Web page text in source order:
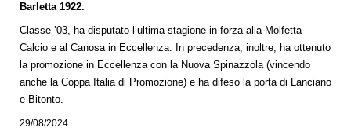
Barletta 1922.
Classe ’03, ha disputato l’ultima stagione in forza alla Molfetta
Calcio e al Canosa in Eccellenza. In precedenza, inoltre, ha ottenuto
la promozione in Eccellenza con la Nuova Spinazzola (vincendo
anche la Coppa Italia di Promozione) e ha difeso la porta di Lanciano
e Bitonto.
29/08/2024